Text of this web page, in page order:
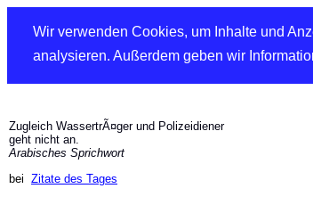
Wir verwenden Cookies, um Inhalte und
analysieren. Außerdem geben wir
Zugleich WassertrÃ¤ger und Polizeidiener
geht nicht an.
Arabisches Sprichwort
bei Zitate des Tages